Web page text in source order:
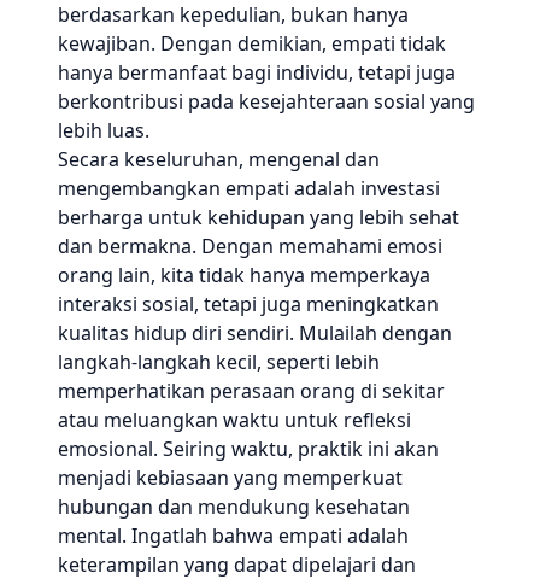
berdasarkan kepedulian, bukan hanya
kewajiban. Dengan demikian, empati tidak
hanya bermanfaat bagi individu, tetapi juga
berkontribusi pada kesejahteraan sosial yang
lebih luas.
Secara keseluruhan, mengenal dan
mengembangkan empati adalah investasi
berharga untuk kehidupan yang lebih sehat
dan bermakna. Dengan memahami emosi
orang lain, kita tidak hanya memperkaya
interaksi sosial, tetapi juga meningkatkan
kualitas hidup diri sendiri. Mulailah dengan
langkah-langkah kecil, seperti lebih
memperhatikan perasaan orang di sekitar
atau meluangkan waktu untuk refleksi
emosional. Seiring waktu, praktik ini akan
menjadi kebiasaan yang memperkuat
hubungan dan mendukung kesehatan
mental. Ingatlah bahwa empati adalah
keterampilan yang dapat dipelajari dan